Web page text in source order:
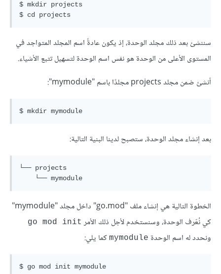
$ mkdir projects
سننشئ بعد ذلك مجلد الوحدة، إذ يكون عادةً اسم المجلد المتواجد في
المستوى الأعلى من الوحدة هو نفس اسم الوحدة لتسهيل تتبع الأشياء.
أنشئ ضمن مجلد projects مجلدًا باسم "mymodule":
بعد إنشاء مجلد الوحدة، ستصبح لدينا البنية التالية:
└── projects
الخطوة التالية هي إنشاء ملف "go.mod" داخل مجلد "mymodule"
كي نُعّرف الوحدة، وسنستخدم لأجل ذلك الأمر go mod init
ونحدد له اسم الوحدة mymodule كما يلي: